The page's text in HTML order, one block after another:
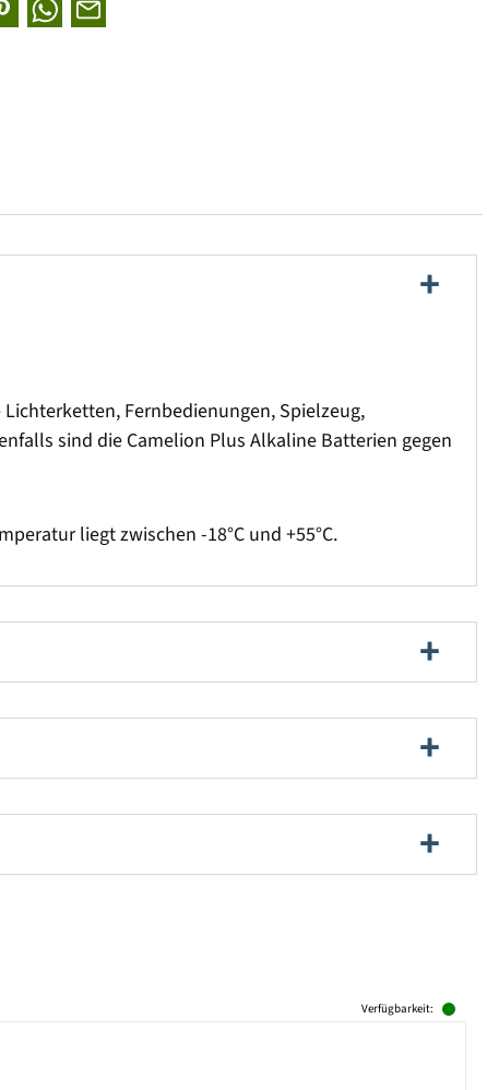
Fernbedienungen, Spielzeug,
sind die Camelion Plus Alkaline Batterien gegen
liegt zwischen -18°C und +55°C.
Verfügbarkeit: